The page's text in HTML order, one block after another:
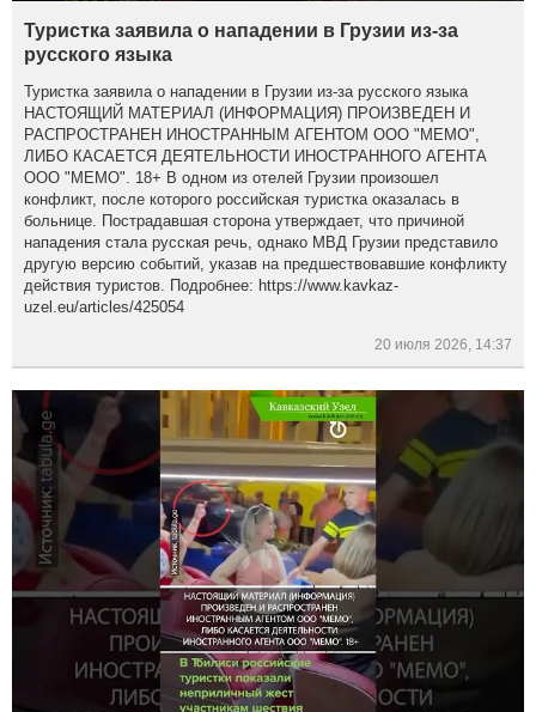
Туристка заявила о нападении в Грузии из-за
русского языка
Туристка заявила о нападении в Грузии из-за русского языка
НАСТОЯЩИЙ МАТЕРИАЛ (ИНФОРМАЦИЯ) ПРОИЗВЕДЕН И
РАСПРОСТРАНЕН ИНОСТРАННЫМ АГЕНТОМ ООО "МЕМО",
ЛИБО КАСАЕТСЯ ДЕЯТЕЛЬНОСТИ ИНОСТРАННОГО АГЕНТА
ООО "МЕМО". 18+ В одном из отелей Грузии произошел
конфликт, после которого российская туристка оказалась в
больнице. Пострадавшая сторона утверждает, что причиной
нападения стала русская речь, однако МВД Грузии представило
другую версию событий, указав на предшествовавшие конфликту
действия туристов. Подробнее: https://www.kavkaz-
uzel.eu/articles/425054
20 июля 2026, 14:37